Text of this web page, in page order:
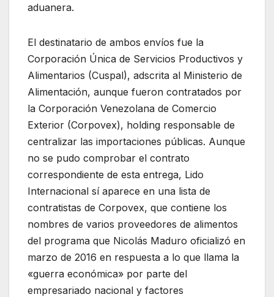
aduanera.
El destinatario de ambos envíos fue la
Corporación Única de Servicios Productivos y
Alimentarios (Cuspal), adscrita al Ministerio de
Alimentación, aunque fueron contratados por
la Corporación Venezolana de Comercio
Exterior (Corpovex), holding responsable de
centralizar las importaciones públicas. Aunque
no se pudo comprobar el contrato
correspondiente de esta entrega, Lido
Internacional sí aparece en una lista de
contratistas de Corpovex, que contiene los
nombres de varios proveedores de alimentos
del programa que Nicolás Maduro oficializó en
marzo de 2016 en respuesta a lo que llama la
«guerra económica» por parte del
empresariado nacional y factores